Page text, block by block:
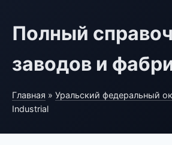
Полный
заводов и
Главная » Уральский федеральный
Industrial